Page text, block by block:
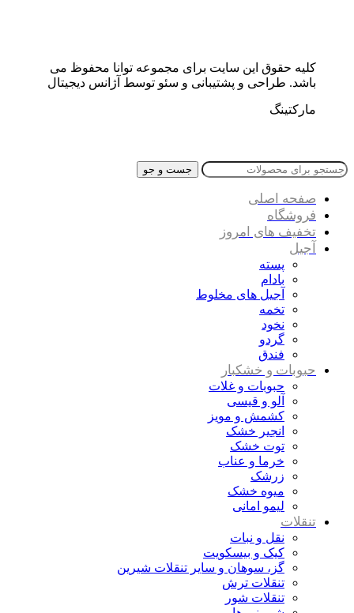
کلیه حقوق این سایت برای مجموعه توانا محفوظ می
باشد. طراحی و پشتیبانی و سئو توسط آژانس دیجیتال
مارکتینگ
جست و جو
صفحه اصلی
فروشگاه
تخفیف های امروز
آجیل
پسته
بادام
آجیل های مخلوط
تخمه
نخود
گردو
فندق
حبوبات و خشکبار
حبوبات و غلات
آلو و قیسی
کشمش و مویز
انجیر خشک
توت خشک
خرما و عناب
زرشک
میوه خشک
لیمو امانی
تنقلات
نقل و نبات
کیک و بیسکویت
گز، سوهان و سایر تنقلات شیرین
تنقلات ترش
تنقلات شور